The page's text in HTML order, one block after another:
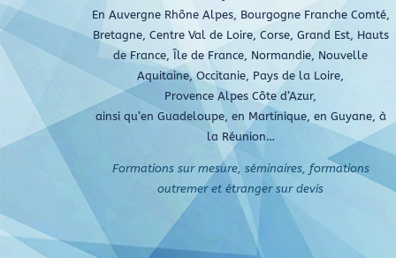
En Auvergne Rhône Alpes, Bourgogne Franche Comté,
Bretagne, Centre Val de Loire, Corse, Grand Est, Hauts
de France, Île de France, Normandie, Nouvelle
Aquitaine, Occitanie, Pays de la Loire,
Provence Alpes Côte d’Azur,
ainsi qu’en Guadeloupe, en Martinique, en Guyane, à
la Réunion…
Formations sur mesure, séminaires, formations
outremer et étranger sur devis